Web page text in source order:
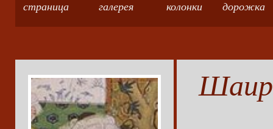
страница
галерея
колонки
дорожка